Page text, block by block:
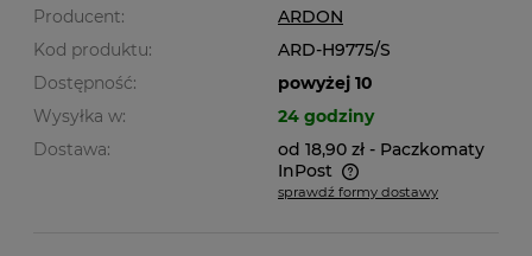
Producent:
ARDON
Kod produktu:
ARD-H9775/S
Dostępność:
powyżej 10
Wysyłka w:
24 godziny
Dostawa:
od 18,90 zł - Paczkomaty
InPost
Cena nie zawiera ewentualnych kosztów płatności
sprawdź formy dostawy